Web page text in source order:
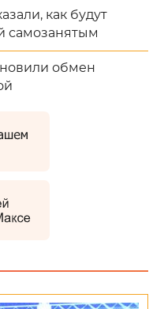
как будут
самозанятым
обмен